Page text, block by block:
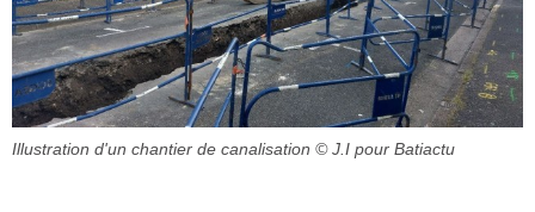
Illustration d'un chantier de canalisation © J.I pour Batiactu